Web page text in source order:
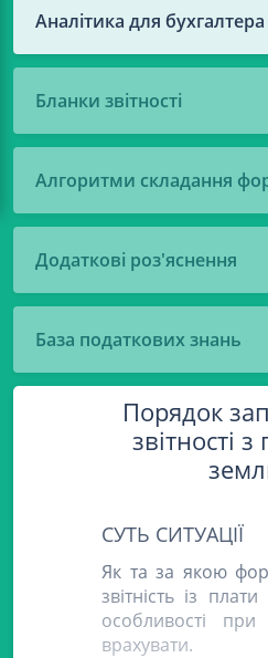
Аналітика для бухгалтера
Бланки звітності
Алгоритми складання
Додаткові роз'яснення
База податкових знань
Порядок
звітності
СУТЬ СИТУАЦІЇ
Як та за якою
звітність із
особливості
врахувати.